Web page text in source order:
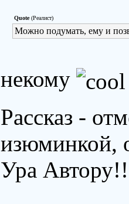
Quote(Реалист)
Можно подумать, ему и
некому
Рассказ -
изюминкой,
Ура